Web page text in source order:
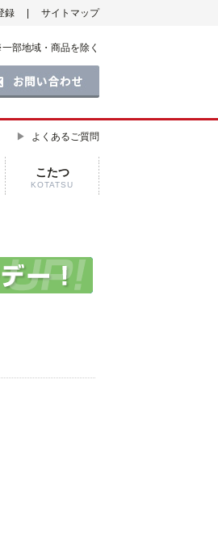
録 サイトマップ
部地域・商品を除く
よくあるご質問
こたつ
KOTATSU